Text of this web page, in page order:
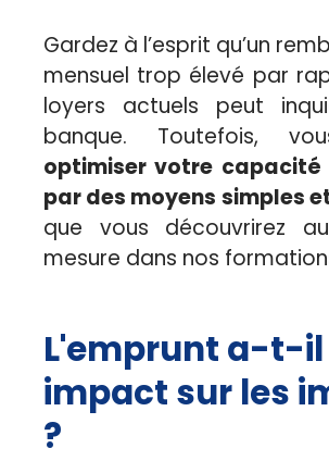
Gardez à l’esprit qu’un
mensuel trop élevé par
loyers actuels peut
banque. Toutefois,
optimiser votre capacité
par des moyens simples
que vous découvrirez
mesure dans nos
L'emprunt a-t-il
impact sur les
?